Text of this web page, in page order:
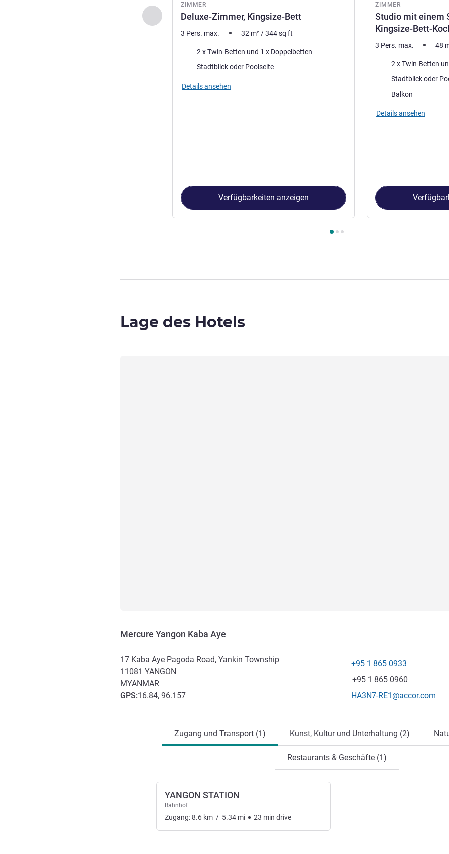
Zurück - Zimmer
ZIMMER
Deluxe-Zimmer, Kingsize-Bett
3 Pers. max. 32 m² /344sq ft
Bettwäsche
2 x Twin-Betten und 1 x Doppelbetten
Aussicht:
Stadtblick oder Poolseite
Details ansehen
Verfügbarkeiten anzeigen
ZIMMER
Studio mit einem
Kingsize-Bett-
3 Pers. max. 48
Bettwäsche
Aussicht:
Vorteile der Unterkunft :
Balkon
Details ansehen
Lage des Hotels
Mercure Yangon Kaba Aye
17 Kaba Aye Pagoda Road, Yankin Township
11081 YANGON
MYANMAR
GPS:16.84, 96.157
+95 1 865 0933
Fax
+95 1 865 0960
Kontakt-E-Mail
HA3N7-RE1@accor.com
Zugang und Transport (1) Kunst, Kultur und Unterhaltung (2)
Restaurants & Geschäfte (1)
YANGON STATION
Bahnhof
Zugang:8.6 km / 5.34 mi 23 min drive